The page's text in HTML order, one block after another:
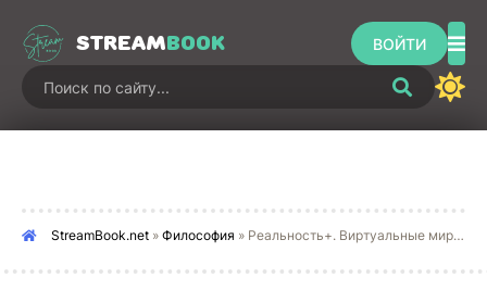
STREAMBOOK ВОЙТИ
StreamBook.net » Философия » Реальность+. Виртуальные миры и проблемы философии